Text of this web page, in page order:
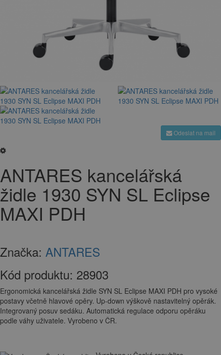
Odeslat na mail
ANTARES kancelářská
židle 1930 SYN SL Eclipse
MAXI PDH
Značka: ANTARES
Kód produktu: 28903
Ergonomická kancelářská židle SYN SL Eclipse MAXI PDH pro vysoké
postavy včetně hlavové opěry. Up-down výškově nastavitelný opěrák.
Integrovaný posuv sedáku. Automatická regulace odporu opěráku
podle váhy uživatele. Vyrobeno v ČR.